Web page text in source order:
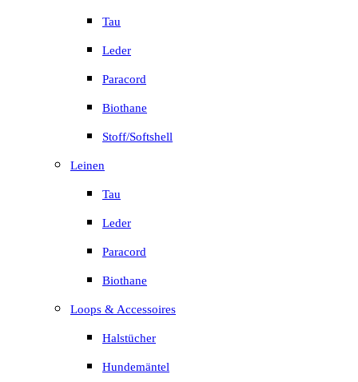
Tau
Leder
Paracord
Biothane
Stoff/Softshell
Leinen
Tau
Leder
Paracord
Biothane
Loops & Accessoires
Halstücher
Hundemäntel